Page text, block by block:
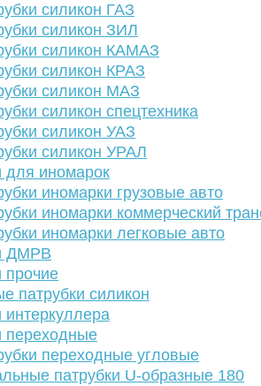
силикон ГАЗ
силикон ЗИЛ
силикон КАМАЗ
силикон КРАЗ
силикон МАЗ
силикон спецтехника
силикон УАЗ
силикон УРАЛ
для иномарок
иномарки грузовые авто
иномарки коммерческий
иномарки легковые авто
ДМРВ
прочие
патрубки силикон
интеркуллера
переходные
переходные угловые
патрубки U-образные 180